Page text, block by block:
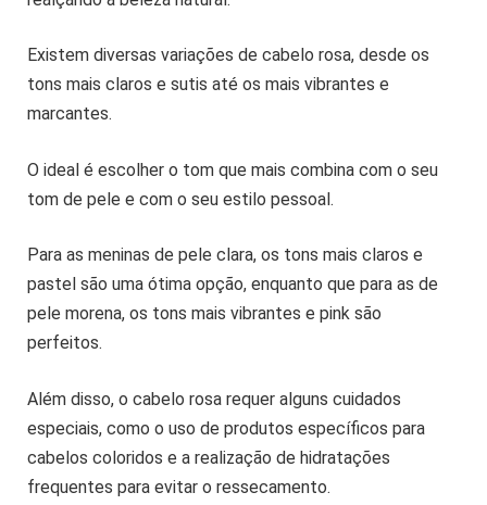
Existem diversas variações de cabelo rosa, desde os
tons mais claros e sutis até os mais vibrantes e
marcantes.
O ideal é escolher o tom que mais combina com o seu
tom de pele e com o seu estilo pessoal.
Para as meninas de pele clara, os tons mais claros e
pastel são uma ótima opção, enquanto que para as de
pele morena, os tons mais vibrantes e pink são
perfeitos.
Além disso, o cabelo rosa requer alguns cuidados
especiais, como o uso de produtos específicos para
cabelos coloridos e a realização de hidratações
frequentes para evitar o ressecamento.